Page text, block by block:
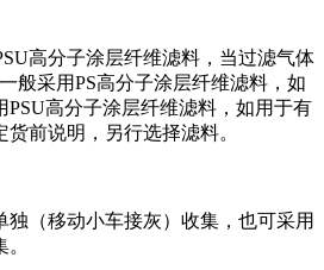
高分子涂层纤维滤料，当过滤气体
般采用PS高分子涂层纤维滤料，如
PSU高分子涂层纤维滤料，如用于有
前说明，另行选择滤料。
独（移动小车接灰）收集，也可采用